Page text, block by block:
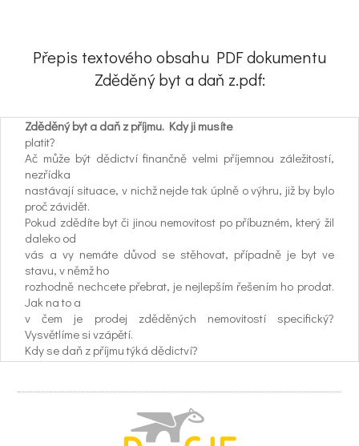
Přepis textového obsahu PDF dokumentu
Zděděný byt a daň z.pdf:
Zděděný byt a daň z příjmu. Kdy ji musíte
platit?
Ač může být dědictví finančně velmi příjemnou záležitostí,
nezřídka
nastávají situace, v nichž nejde tak úplně o výhru, již by bylo
proč závidět.
Pokud zdědíte byt či jinou nemovitost po příbuzném, který žil
daleko od
vás a vy nemáte důvod se stěhovat, případně je byt ve
stavu, v němž ho
rozhodně nechcete přebrat, je nejlepším řešením ho prodat.
Jak na to a
v čem je prodej zděděných nemovitostí specifický?
Vysvětlíme si vzápětí.
Kdy se daň z příjmu týká dědictví?
Vlastně nikdy. Příjmy z dědictví jsou totiž od daně z příjmu
A i tady mohou nastat dvě
různé situace – buď vás zákon od daně osvobodí, nebo ji